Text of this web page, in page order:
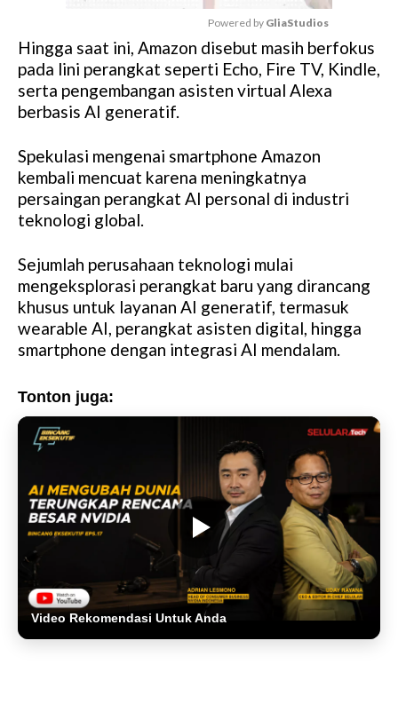
M
u
t
Powered by GliaStudios
Hingga saat ini, Amazon disebut masih berfokus
pada lini perangkat seperti Echo, Fire TV, Kindle,
serta pengembangan asisten virtual Alexa
berbasis AI generatif.
Spekulasi mengenai smartphone Amazon
kembali mencuat karena meningkatnya
persaingan perangkat AI personal di industri
teknologi global.
Sejumlah perusahaan teknologi mulai
mengeksplorasi perangkat baru yang dirancang
khusus untuk layanan AI generatif, termasuk
wearable AI, perangkat asisten digital, hingga
smartphone dengan integrasi AI mendalam.
Tonton juga:
Video Rekomendasi Untuk Anda